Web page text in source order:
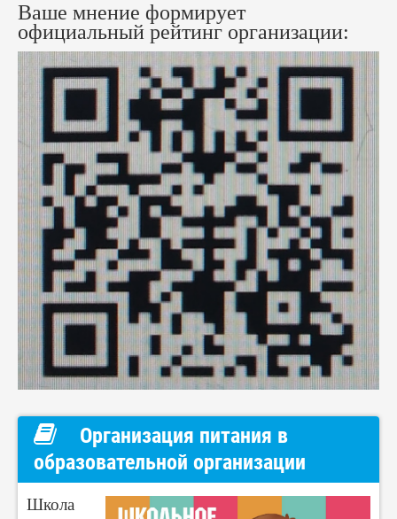
Ваше мнение формирует
официальный рейтинг организации:
Организация питания в
образовательной организации
Школа